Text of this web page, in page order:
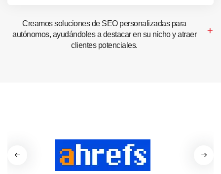
Creamos soluciones de SEO personalizadas para
autónomos, ayudándoles a destacar en su nicho y atraer
clientes potenciales.